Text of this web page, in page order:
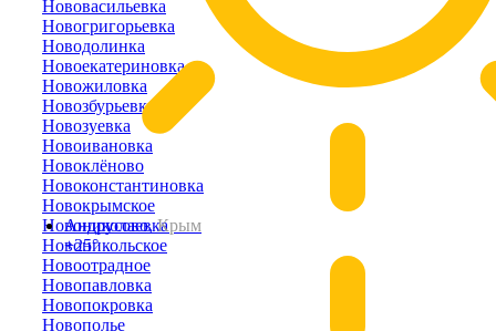
Андрусово,Крым
+25°
Нововасильевка
Новогригорьевка
Новодолинка
Новоекатериновка
Новожиловка
Новозбурьевка
Новозуевка
Новоивановка
Новоклёново
Новоконстантиновка
Новокрымское
Новониколаевка
Новоникольское
Новоотрадное
Новопавловка
Новопокровка
Новополье